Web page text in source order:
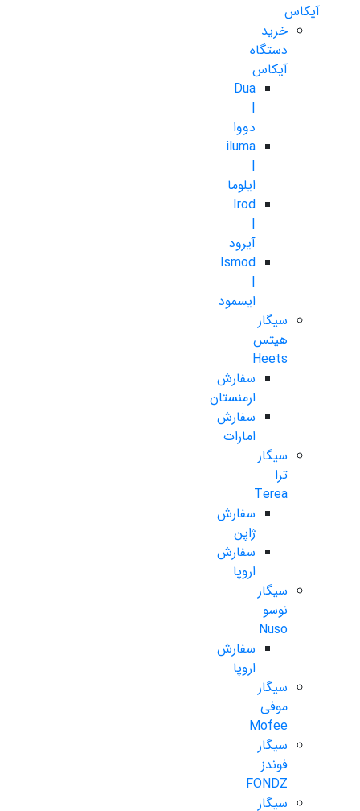
آیکاس
خرید
دستگاه
آیکاس
Dua
|
دووا
iluma
|
ایلوما
Irod
|
آیرود
Ismod
|
ایسمود
سیگار
هیتس
Heets
سفارش
ارمنستان
سفارش
امارات
سیگار
ترا
Terea
سفارش
ژاپن
سفارش
اروپا
سیگار
نوسو
Nuso
سفارش
اروپا
سیگار
موفی
Mofee
سیگار
فوندز
FONDZ
سیگار